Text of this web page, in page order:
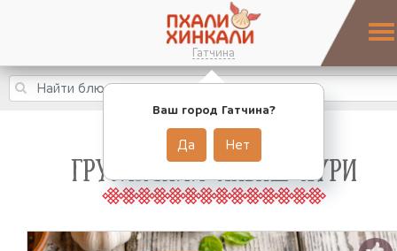
Гатчина
Ваш город Гатчина?
Да Нет
ГРУЗИНСКИЙ ЛАВАШ ПУРИ